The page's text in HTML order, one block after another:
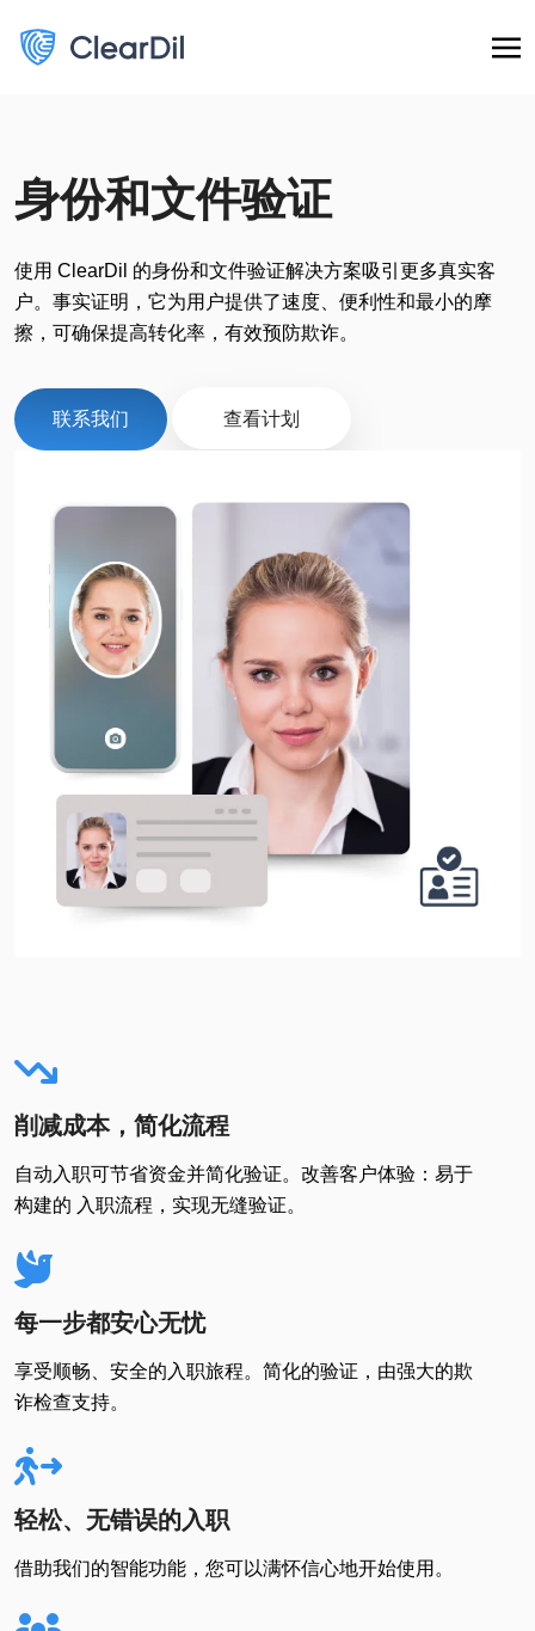
身份和文件验证
使用 ClearDil 的身份和文件验证解决方案吸引更多真实客
户。事实证明，它为用户提供了速度、便利性和最小的摩
擦，可确保提高转化率，有效预防欺诈。
联系我们 查看计划
削减成本，简化流程
自动入职可节省资金并简化验证。改善客户体验：易于
构建的 入职流程，实现无缝验证。
每一步都安心无忧
享受顺畅、安全的入职旅程。简化的验证，由强大的欺
诈检查支持。
轻松、无错误的入职
借助我们的智能功能，您可以满怀信心地开始使用。